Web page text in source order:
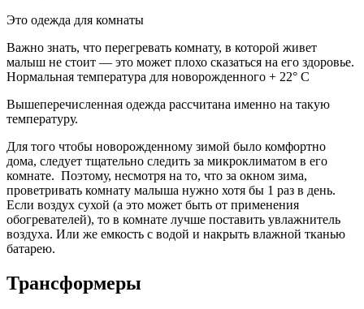
Это одежда для комнаты
Важно знать, что перегревать комнату, в которой живет
малыш не стоит — это может плохо сказаться на его здоровье.
Нормальная температура для новорожденного + 22° С
Вышеперечисленная одежда рассчитана именно на такую
температуру.
Для того чтобы новорожденному зимой было комфортно
дома, следует тщательно следить за микроклиматом в его
комнате. Поэтому, несмотря на то, что за окном зима,
проветривать комнату малыша нужно хотя бы 1 раз в день.
Если воздух сухой (а это может быть от применения
обогревателей), то в комнате лучше поставить увлажнитель
воздуха. Или же емкость с водой и накрыть влажной тканью
батарею.
Трансформеры